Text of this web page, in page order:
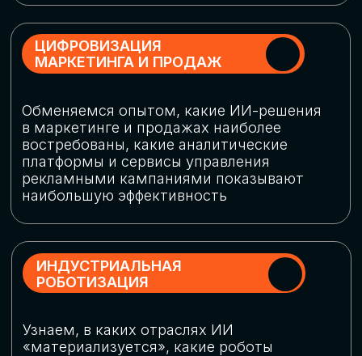
СТАТЬ СПИКЕРОМ
В конференции участвовали более 120 спикеров